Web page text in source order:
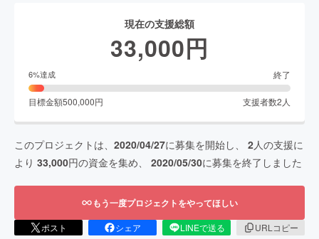
現在の支援総額
33,000円
6%達成 終了
目標金額500,000円 支援者数2 人
このプロジェクトは、 2020/04/27に募集を開始し、 2人の支援に
より 33,000円の資金を集め、 2020/05/30に募集を終了しました
もう一度プロジェクトをやってほしい
ポスト シェア LINEで送る
URLコピー